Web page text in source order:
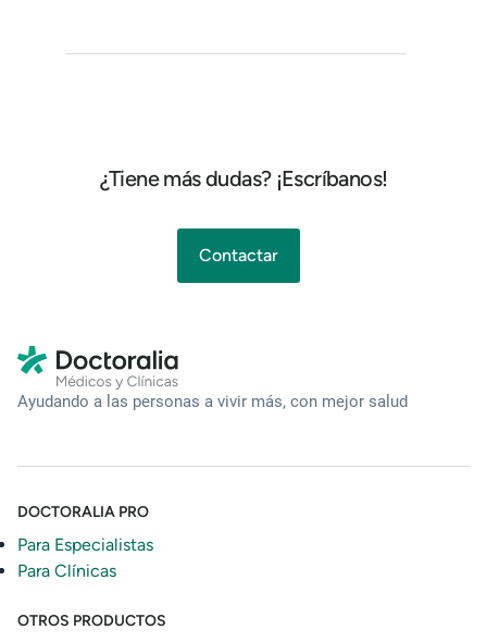
¿Tiene más dudas? ¡Escríbanos!
Contactar
Ayudando a las personas a vivir más, con mejor salud
DOCTORALIA PRO
Para Especialistas
Para Clínicas
OTROS PRODUCTOS